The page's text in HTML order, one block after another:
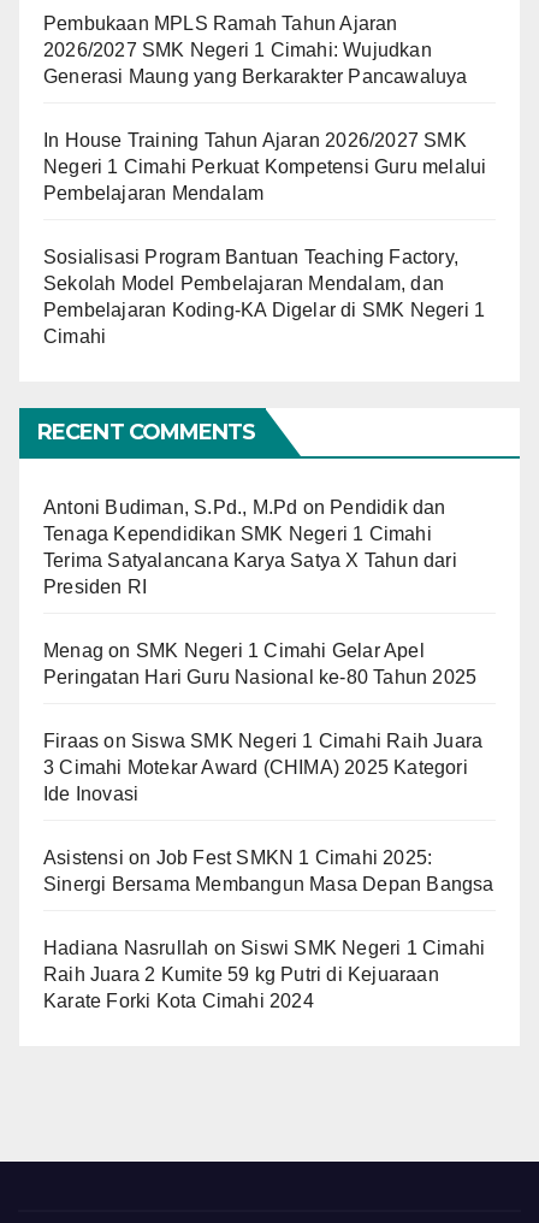
Pembukaan MPLS Ramah Tahun Ajaran
2026/2027 SMK Negeri 1 Cimahi: Wujudkan
Generasi Maung yang Berkarakter Pancawaluya
In House Training Tahun Ajaran 2026/2027 SMK
Negeri 1 Cimahi Perkuat Kompetensi Guru melalui
Pembelajaran Mendalam
Sosialisasi Program Bantuan Teaching Factory,
Sekolah Model Pembelajaran Mendalam, dan
Pembelajaran Koding-KA Digelar di SMK Negeri 1
Cimahi
RECENT COMMENTS
Antoni Budiman, S.Pd., M.Pd on Pendidik dan
Tenaga Kependidikan SMK Negeri 1 Cimahi
Terima Satyalancana Karya Satya X Tahun dari
Presiden RI
Menag on SMK Negeri 1 Cimahi Gelar Apel
Peringatan Hari Guru Nasional ke-80 Tahun 2025
Firaas on Siswa SMK Negeri 1 Cimahi Raih Juara
3 Cimahi Motekar Award (CHIMA) 2025 Kategori
Ide Inovasi
Asistensi on Job Fest SMKN 1 Cimahi 2025:
Sinergi Bersama Membangun Masa Depan Bangsa
Hadiana Nasrullah on Siswi SMK Negeri 1 Cimahi
Raih Juara 2 Kumite 59 kg Putri di Kejuaraan
Karate Forki Kota Cimahi 2024